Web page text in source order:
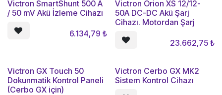
Victron SmartShunt 500 A
/ 50 mV Akü İzleme Cihazı
6.134,79 ₺
Victron Orion XS 12/12-
50A DC-DC Akü Şarj
Cihazı. Motordan Şarj
23.662,75₺
Victron GX Touch 50
Dokunmatik Kontrol Paneli
(Cerbo GX için)
Victron Cerbo GX MK2
Sistem Kontrol Cihazı